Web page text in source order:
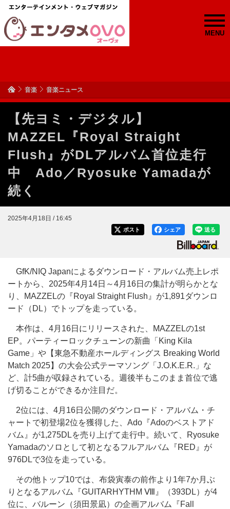
MENU
音楽 音楽ニュース
【先ヨミ・デジタル】
MAZZEL『Royal Straight
Flush』がDLアルバム首位走行
中 Ado／Ryosuke Yamadaが
続く
2025年4月18日 / 16:45
送る
シェア
ポスト
GfK/NIQ Japanによるダウンロード・アルバム売上レポ
ートから、2025年4月14日～4月16日の集計が明らかとな
り、MAZZELの『Royal Straight Flush』が1,891ダウンロ
ード（DL）でトップを走っている。
本作は、4月16日にリリースされた、MAZZELの1st
EP。パーティーロックチューンの新曲「King Kila
Game」や【東急不動産ホールディングス Breaking World
Match 2025】の大会公式テーマソング「J.O.K.E.R.」な
ど、計5曲が収録されている。週後半もこのまま首位で逃
げ切ることができるか注目だ。
2位には、4月16日公開のダウンロード・アルバム・チ
ャートで初登場2位を獲得した、Ado『Adoのベストアド
バム』が1,275DLを売り上げて走行中。続いて、Ryosuke
Yamadaのソロとして初となるフルアルバム『RED』が
976DLで3位を走っている。
その他トップ10では、布袋寅泰の前作より1年7か月ぶ
りとなるアルバム『GUITARHYTHM Ⅷ』（393DL）が4
位に、バルーン（須田景凪）の企画アルバム『Fall